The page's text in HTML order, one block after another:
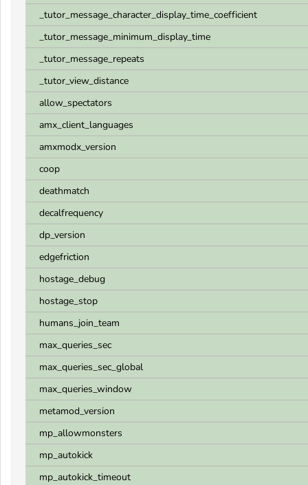
_tutor_message_character_display_time_coefficient
_tutor_message_minimum_display_time
_tutor_message_repeats
_tutor_view_distance
allow_spectators
amx_client_languages
amxmodx_version
coop
deathmatch
decalfrequency
dp_version
edgefriction
hostage_debug
hostage_stop
humans_join_team
max_queries_sec
max_queries_sec_global
max_queries_window
metamod_version
mp_allowmonsters
mp_autokick
mp_autokick_timeout